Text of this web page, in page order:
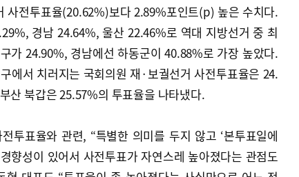
사전투표율(20.62%)보다 2.89%포인트(p) 높은 수치다.
경남 24.64%, 울산 22.46%로 역대 지방선거 중 최
가 24.90%, 경남에선 하동군이 40.88%로 가장 높았다.
에서 치러지는 국회의원 재·보궐선거 사전투표율은 24.
산 북갑은 25.57%의 투표율을 나타냈다.
투표율와 관련, “특별한 의미를 두지 않고 ‘본투표일에
향성이 있어서 사전투표가 자연스레 높아졌다는 관점도